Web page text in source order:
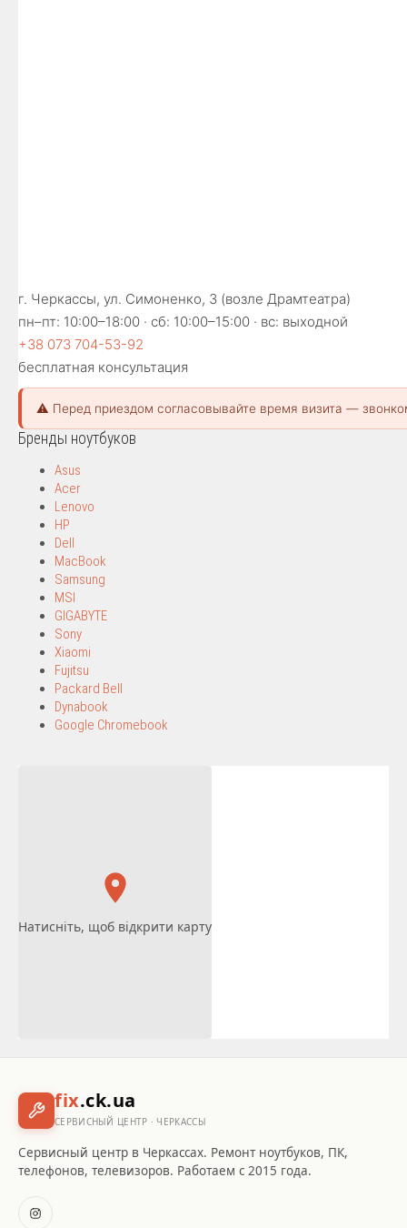
г. Черкассы, ул. Симоненко, 3 (возле Драмтеатра)
пн–пт: 10:00–18:00 · сб: 10:00–15:00 · вс: выходной
+38 073 704-53-92
бесплатная консультация
⚠️ Перед приездом согласовывайте время визита —
Бренды ноутбуков
Asus
Acer
Lenovo
HP
Dell
MacBook
Samsung
MSI
GIGABYTE
Sony
Xiaomi
Fujitsu
Packard Bell
Dynabook
Google Chromebook
Натисніть, щоб відкрити карту
fix.ck.ua
СЕРВИСНЫЙ ЦЕНТР · ЧЕРКАССЫ
Сервисный центр в Черкассах. Ремонт ноутбуков, ПК,
телефонов, телевизоров. Работаем с 2015 года.